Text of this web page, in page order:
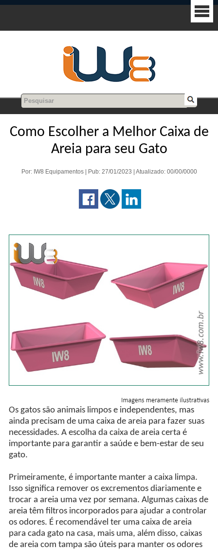
Como Escolher a Melhor Caixa de
Areia para seu Gato
Por: IW8 Equipamentos | Pub: 27/01/2023 | Atualizado: 00/00/0000
Os gatos são animais limpos e independentes, mas
ainda precisam de uma caixa de areia para fazer suas
necessidades. A escolha da caixa de areia certa é
importante para garantir a saúde e bem-estar de seu
gato.
Primeiramente, é importante manter a caixa limpa.
Isso significa remover os excrementos diariamente e
trocar a areia uma vez por semana. Algumas caixas de
areia têm filtros incorporados para ajudar a controlar
os odores. É recomendável ter uma caixa de areia
para cada gato na casa, mais uma, além disso, caixas
de areia com tampa são úteis para manter os odores